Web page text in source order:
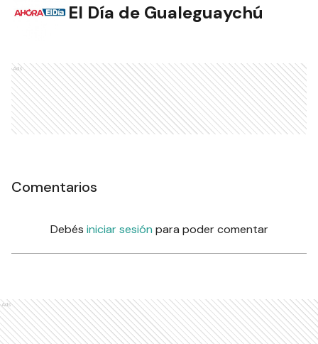
El Día de Gualeguaychú
Ads
Comentarios
Debés iniciar sesión para poder comentar
Ads